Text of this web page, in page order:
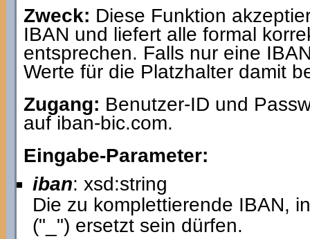
Zweck: Diese Funktion
IBAN und liefert alle formal
entsprechen. Falls nur eine
Werte für die Platzhalter damit
Zugang: Benutzer-ID und
auf iban-bic.com.
Eingabe-Parameter:
iban: xsd:string
Die zu komplettierende IBAN,
("_") ersetzt sein dürfen.